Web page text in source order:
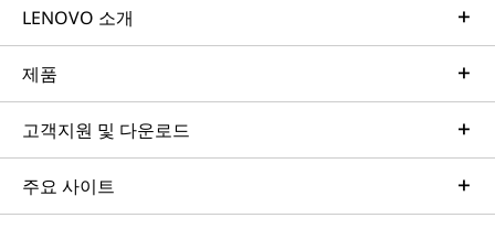
LENOVO 소개
제품
고객지원 및 다운로드
주요 사이트